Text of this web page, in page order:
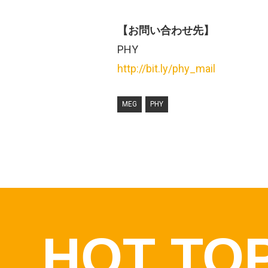
【お問い合わせ先】
PHY
http://bit.ly/phy_mail
MEG PHY